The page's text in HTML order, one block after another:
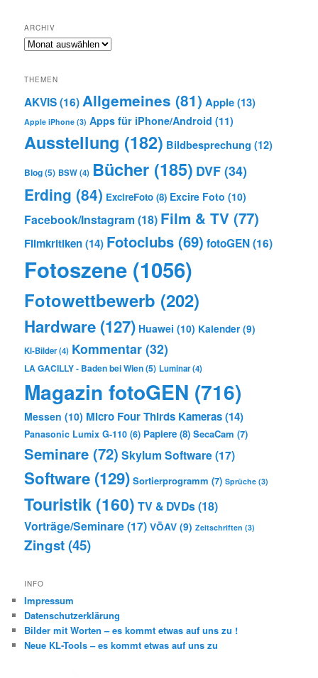
ARCHIV
Archiv
THEMEN
AKVIS(16) Allgemeines (81) Apple(13)
Apple iPhone (3) Apps für iPhone/Android (11)
Ausstellung (182) Bildbesprechung (12)
Blog(5) BSW(4) Bücher (185) DVF (34)
Erding (84) ExcireFoto (8) Excire Foto (10)
Facebook/Instagram (18) Film & TV (77)
Filmkritiken(14) Fotoclubs (69) fotoGEN(16)
Fotoszene (1056)
Fotowettbewerb (202)
Hardware (127) Huawei (10) Kalender (9)
KI-Bilder(4) Kommentar (32)
LA GACILLY - Baden bei Wien(5) Luminar(4)
Magazin fotoGEN (716)
Messen (10) Micro Four Thirds Kameras(14)
Panasonic Lumix G-110 (6) Papiere (8) SecaCam (7)
Seminare (72) Skylum Software(17)
Software (129) Sortierprogramm (7) Sprüche (3)
Touristik (160) TV & DVDs(18)
Vorträge/Seminare(17) VÖAV (9) Zeitschriften (3)
Zingst(45)
INFO
Impressum
Datenschutzerklärung
Bilder mit Worten – es kommt etwas auf uns zu !
Neue KL-Tools – es kommt etwas auf uns zu